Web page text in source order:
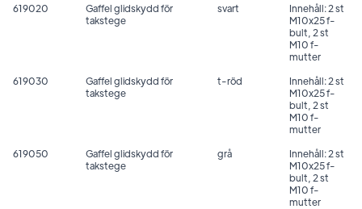
619020
Gaffel glidskydd för
takstege
svart
Innehåll: 2 st
M10x25 f-
bult, 2 st
M10 f-
mutter
619030
Gaffel glidskydd för
takstege
t-röd
Innehåll: 2 st
M10x25 f-
bult, 2 st
M10 f-
mutter
619050
Gaffel glidskydd för
takstege
grå
Innehåll: 2 st
M10x25 f-
bult, 2 st
M10 f-
mutter